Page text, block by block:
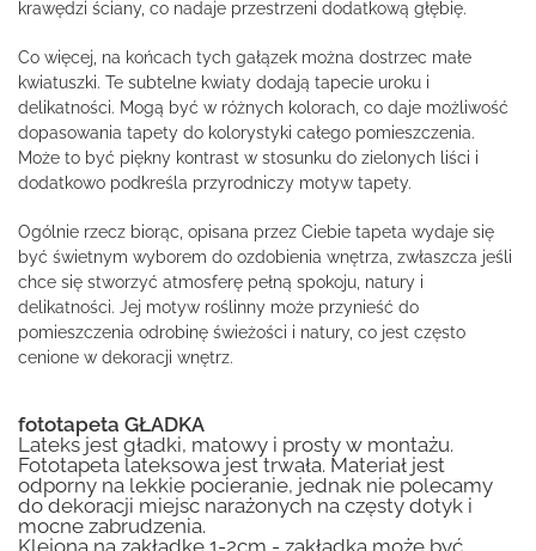
krawędzi ściany, co nadaje przestrzeni dodatkową głębię.
Co więcej, na końcach tych gałązek można dostrzec małe
kwiatuszki. Te subtelne kwiaty dodają tapecie uroku i
delikatności. Mogą być w różnych kolorach, co daje możliwość
dopasowania tapety do kolorystyki całego pomieszczenia.
Może to być piękny kontrast w stosunku do zielonych liści i
dodatkowo podkreśla przyrodniczy motyw tapety.
Ogólnie rzecz biorąc, opisana przez Ciebie tapeta wydaje się
być świetnym wyborem do ozdobienia wnętrza, zwłaszcza jeśli
chce się stworzyć atmosferę pełną spokoju, natury i
delikatności. Jej motyw roślinny może przynieść do
pomieszczenia odrobinę świeżości i natury, co jest często
cenione w dekoracji wnętrz.
fototapeta GŁADKA
Lateks jest gładki, matowy i prosty w montażu.
Fototapeta lateksowa jest trwała. Materiał jest
odporny na lekkie pocieranie, jednak nie polecamy
do dekoracji miejsc narażonych na częsty dotyk i
mocne zabrudzenia.
Klejona na zakładkę 1-2cm - zakładka może być